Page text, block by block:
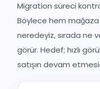
Migration süreci
Böylece hem
neredeyiz, sırada ne
görür. Hedef; hızlı
satışın devam